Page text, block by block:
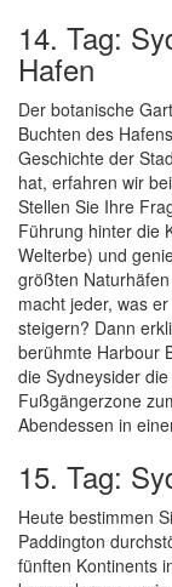
14. Tag:
Hafen
Der botanische
Buchten des
Geschichte der
hat, erfahren wir
Stellen Sie Ihre
Führung hinter die
Welterbe) und
größten
macht jeder, was
steigern? Dann
berühmte Harbour
die Sydneysider
Fußgängerzone
Abendessen in
15. Tag:
Heute bestimmen
Paddington
fünften Kontinents